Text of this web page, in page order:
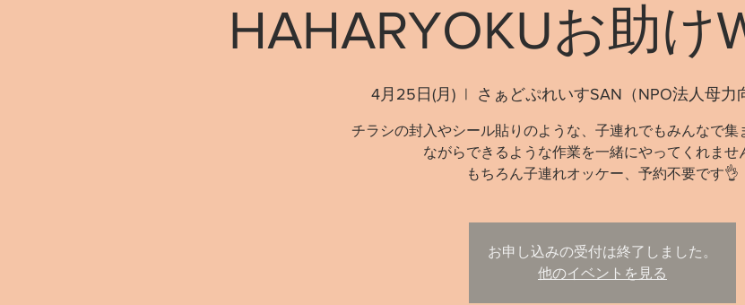
HAHARYOKUお助け
4月25日(月)
  |
さぁどぷれいすSAN（NPO法人母力
チラシの封入やシール貼りのような、子連れでもみんなで集
ながらできるような作業を一緒にやってくれませ
もちろん子連れオッケー、予約不要です👌
お申し込みの受付は終了しました。
他のイベントを見る